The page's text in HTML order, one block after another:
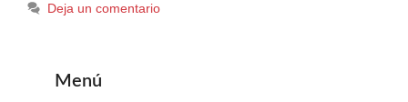
Deja un comentario
Menú